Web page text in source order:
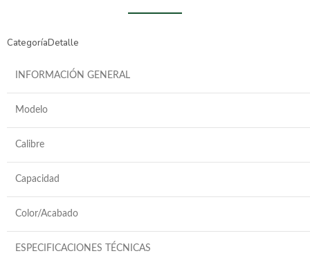
CategoríaDetalle
INFORMACIÓN GENERAL
Modelo
Calibre
Capacidad
Color/Acabado
ESPECIFICACIONES TÉCNICAS